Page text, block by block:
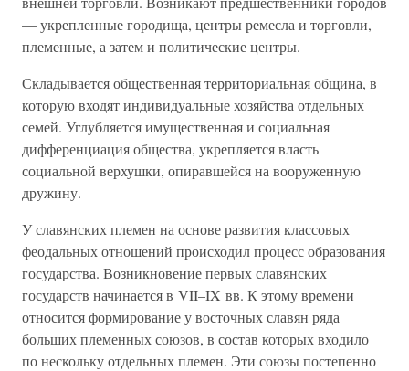
— укрепленные городища, центры ремесла и торговли,
племенные, а затем и политические центры.
Складывается общественная территориальная община, в
которую входят индивидуальные хозяйства отдельных
семей. Углубляется имущественная и социальная
дифференциация общества, укрепляется власть
социальной верхушки, опиравшейся на вооруженную
дружину.
У славянских племен на основе развития классовых
феодальных отношений происходил процесс образования
государства. Возникновение первых славянских
государств начинается в VII–IX вв. К этому времени
относится формирование у восточных славян ряда
больших племенных союзов, в состав которых входило
по нескольку отдельных племен. Эти союзы постепенно